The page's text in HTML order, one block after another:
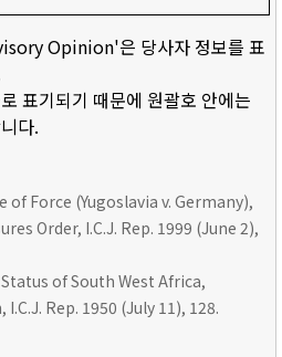
Opinion'은 당사자 정보를 표
표기되기 때문에 원괄호 안에는
다.
of Force (Yugoslavia v. Germany),
Order, I.C.J. Rep. 1999 (June 2),
of South West Africa,
Rep. 1950 (July 11), 128.